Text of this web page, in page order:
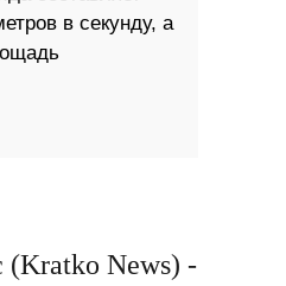
в секунду, а
(Kratko News) -